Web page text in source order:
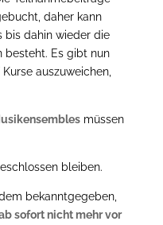
daher kann
bis dahin wieder die
besteht. Es gibt nun
auszuweichen,
müssen
bleiben.
bekanntgegeben,
sofort nicht mehr vor